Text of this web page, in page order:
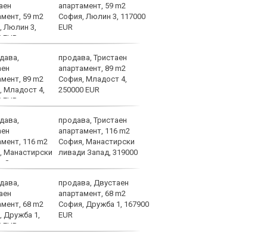
апартамент, 59 m2
София, Люлин 3, 117000
EUR
продава, Тристаен
апартамент, 89 m2
София, Младост 4,
250000 EUR
продава, Тристаен
апартамент, 116 m2
София, Манастирски
ливади Запад, 319000
продава, Двустаен
апартамент, 68 m2
София, Дружба 1, 167900
EUR